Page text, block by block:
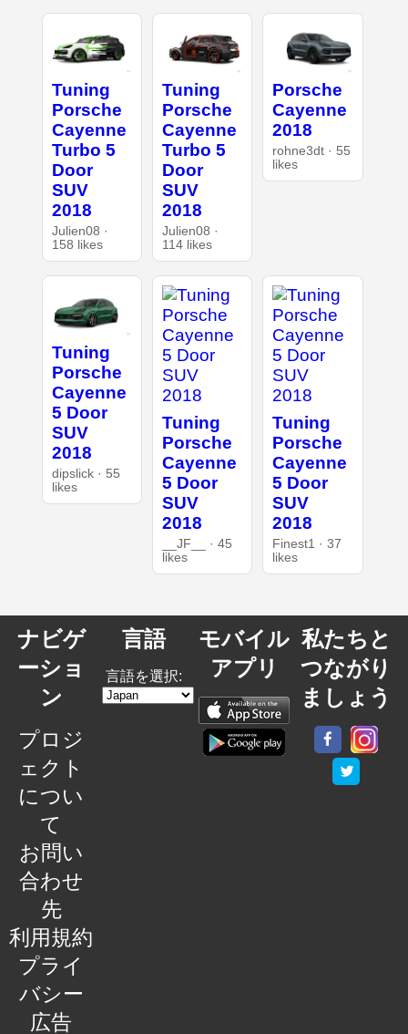
Tuning
Porsche
Cayenne
Turbo 5
Door
SUV
2018
Julien08 ·
158 likes
Tuning
Porsche
Cayenne
Turbo 5
Door
SUV
2018
Julien08 ·
114 likes
Porsche
Cayenne
2018
rohne3dt · 55
likes
Tuning
Porsche
Cayenne
5 Door
SUV
2018
dipslick · 55
likes
Tuning
Porsche
Cayenne
5 Door
SUV
2018
__JF__ · 45
likes
Tuning
Porsche
Cayenne
5 Door
SUV
2018
Finest1 · 37
likes
ナビゲ
ーショ
ン
プロジ
ェクト
につい
て
お問い
合わせ
先
利用規約
プライ
バシー
広告
言語
言語を選択:
モバイル
アプリ
私たちと
つながり
ましょう